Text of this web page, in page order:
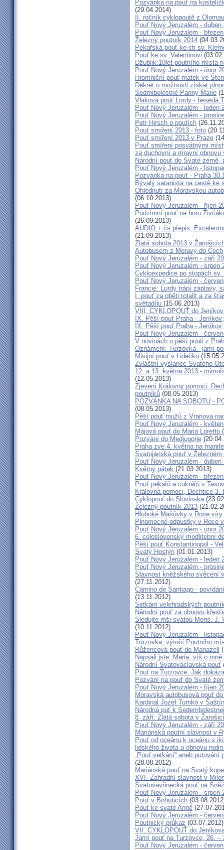
Pozvánka na pouť na
(29.04.2014)
II. ročník cyklopoutě z
Pouť Nový Jeruzalém - duben
Pouť Nový Jeruzalém -
Železný poutník 2014
Pekařská pouť ke cti sv.
Pouť ke sv. Valentinovi
Džublik:10let poutního místa
Pouť Nový Jeruzalém - únor
Hromniční pouť matek ve
Dekret o možnosti získat
Sedmibolestné Panny Marie
Vlaková pouť Lurdy - beseda
Pouť Nový Jeruzalém - leden
Pouť Nový Jeruzalém -
Petr Hirsch o poutích
Pouť smíření 2013 - foto
Pouť smíření 2013 v Praze
Pouť smíření posvátnými
za duchovní a mravní obnovu
Národní pouť do Svaté země,
Pouť Nový Jeruzalém -
Pozvánka na pouť - Praha
Bývalý satanista na cestě ke
Ohlédnutí za Moravskou
(06.10.2013)
Pouť Nový Jeruzalém - říjen
Podzimní pouť na horu
(26.09.2013)
AUDIO + čs přepis:
(21.09.2013)
Zlatá sobota 2013 v
Autobusem z Moravy do Čech
Pouť Nový Jeruzalém - září
Pouť Nový Jeruzalém - srpen
Cykloexpedice po stopách
Pouť Nový Jeruzalém -
Francie: Lurdy trápí záplavy,
I. pouť za oběti totalit a za
světadílu (15.06.2013)
VIII. CYKLOPOUŤ do
IX. Pěší pouť Praha -
IX. Pěší pouť Praha -
Pouť Nový Jeruzalém -
V novinách o pěší pouti z
Oznámení: Turzovka - jarní
Misijní pouť v Lidečku
Zvláštní vyslanec Svatého
12. a 13. května 2013 -
(12.05.2013)
Zjevení Královny pomoci,
poutníků (08.05.2013)
POZVÁNKA NA SOBOTU -
(08.05.2013)
Pěší pouť mužů z Vranova
Pouť Nový Jeruzalém -
Májová pouť do Maria Loretto
Pozvání do Medjugorje
Praha zve 4. května na
Svatojánská pouť v Železném
Pouť Nový Jeruzalém - duben
Květný pátek (21.03.2013)
Pouť Nový Jeruzalém -
Pouť pekařů a cukrářů v
Královna pomoci, Dechtice
Cyklopouť do Slovinska
Železný poutník 2013
Hluboké Mašůvky v Roce víry
Plnomocné odpustky v Roce
Pouť Nový Jeruzalém - únor
6. celoslovenský modlitební
Pěší pouť Konstantinopol -
Svatý Hostýn (01.01.2013)
Pouť Nový Jeruzalém - leden
Pouť Nový Jeruzalém -
Slavnost kněžského svěcení
(27.11.2012)
Camino de Santiago -
(13.11.2012)
Setkání velehradských
Národní pouť za obnovu
Sledujte mši svatou Mons. J.
(10.11.2012)
Pouť Nový Jeruzalém -
Turzovka, výročí Poutního
Růžencová pouť do Mariazell
Napsali jste: Maria, víš o mně
Národní Svatováclavská pouť
Pouť na Turzovce: Jak
Pozvání na pouť do Svaté
Pouť Nový Jeruzalém - říjen
Moravská autobusová pouť
Kardinál Jozef Tomko v
Národná púť k
8. září: Zlatá sobota v
Pouť Nový Jeruzalém - září
Mariánská poutní slavnost v
Pouť od oceánu k oceánu s
lidského života a obnovu
„Pouť setkání“ aneb putování
(28.08.2012)
Mariánská pouť na Svatý
XVI. Zahradní slavnost v
Svatovavřinecká pouť na
Pouť Nový Jeruzalém - srpen
Pouť v Bohuticích
Pouť ke svaté Anně
Pouť Nový Jeruzalém -
Poutnický průkaz (03.07.2012)
VII. CYKLOPOUŤ do
Jarní pouť na Turzovce, 26. –
Pouť Nový Jeruzalém -